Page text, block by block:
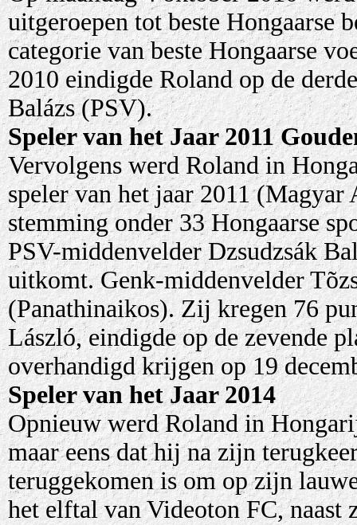
uitgeroepen tot beste Hongaarse
categorie van beste Hongaarse
2010 eindigde Roland op de
Balázs (PSV).
Speler van het Jaar 2011
Vervolgens werd Roland in
speler van het jaar 2011
stemming onder 33 Hongaarse
PSV-middenvelder Dzsudzsák
uitkomt. Genk-middenvelder
(Panathinaikos). Zij kregen 76
László, eindigde op de zevende
overhandigd krijgen op 19
Speler van het Jaar 2014
Opnieuw werd Roland in
maar eens dat hij na zijn
teruggekomen is om op zijn
het elftal van Videoton FC,